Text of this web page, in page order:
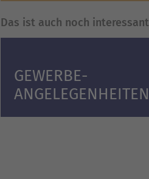
Das ist auch noch interessant
GEWERBE­
ANGELEGENHEITEN